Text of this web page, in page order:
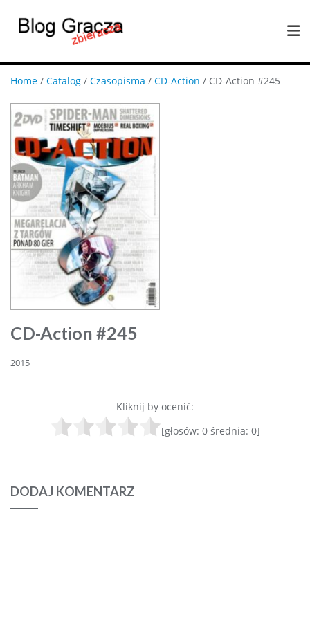
Home / Catalog / Czasopisma / CD-Action / CD-Action #245
CD-Action #245
2015
Kliknij by ocenić:
[głosów: 0średnia: 0]
DODAJ KOMENTARZ